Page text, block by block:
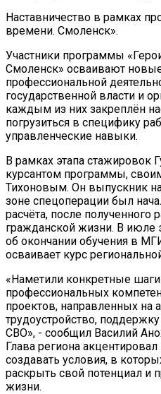
Наставничество в рамках
времени. Смоленск».
Участники программы
Смоленск» осваивают
профессиональной
государственной власти и
каждым из них закреплён
погрузиться в специфику
управленческие навыки.
В рамках этапа стажировок
курсантом программы,
Тихоновым. Он выпускник
зоне спецоперации был
расчёта, после полученного
гражданской жизни. В июле
об окончании обучения в
осваивает курс
«Наметили конкретные
профессиональных
проектов, направленных на
трудоустройство,
СВО», - сообщил Василий
Глава региона
создавать условия, в
раскрыть свой потенциал и
жизни.